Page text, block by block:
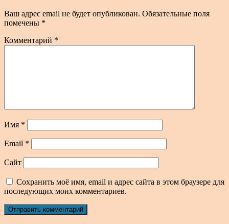
Ваш адрес email не будет опубликован. Обязательные поля
помечены *
Комментарий *
Имя *
Email *
Сайт
Сохранить моё имя, email и адрес сайта в этом браузере для
последующих моих комментариев.